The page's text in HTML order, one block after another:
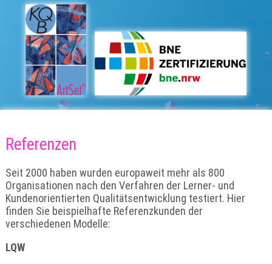
Referenzen
Seit 2000 haben wurden europaweit mehr als 800
Organisationen nach den Verfahren der Lerner- und
Kundenorientierten Qualitätsentwicklung testiert. Hier
finden Sie beispielhafte Referenzkunden der
verschiedenen Modelle:
LQW